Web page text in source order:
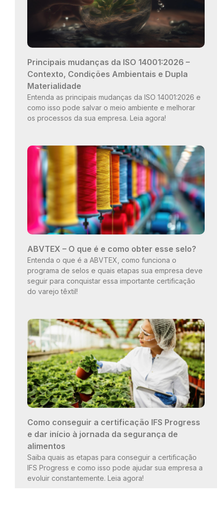
Principais mudanças da ISO 14001:2026 –
Contexto, Condições Ambientais e Dupla
Materialidade
Entenda as principais mudanças da ISO 14001:2026 e
como isso pode salvar o meio ambiente e melhorar
os processos da sua empresa. Leia agora!
ABVTEX – O que é e como obter esse selo?
Entenda o que é a ABVTEX, como funciona o
programa de selos e quais etapas sua empresa deve
seguir para conquistar essa importante certificação
do varejo têxtil!
Como conseguir a certificação IFS Progress
e dar início à jornada da segurança de
alimentos
Saiba quais as etapas para conseguir a certificação
IFS Progress e como isso pode ajudar sua empresa a
evoluir constantemente. Leia agora!